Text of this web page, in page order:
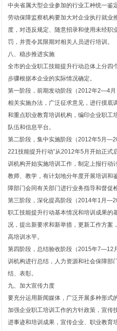
中央省属大型企业参加的行业工种统一鉴
劳动保障监察机构要加大对企业执行就业
度，对违反规定、随意招录和使用未经职
罚，并责令其限期对相关人员进行培训。
八、稳步推进实施
全市的企业职工技能提升行动总体上分四
步骤根据本企业的实际情况确定。
第一阶段，前期发动阶段（2012年2―4
相关实施办法，广泛征求意见，进行摸底
和重点职业教育培训机构，编印企业职工
队伍和信息平台。
第二阶段，集中实施阶段（2012年5月
221技能提升行动”从2012年5月开始正式
训机构开始实施培训工作，制定上报行动
教师、教学，有计划地分年度开展培训和
障部门会同有关部门进行业务指导和督促
第三阶段，深化提高阶段（2014年1月
职工技能提升行动基本情况和培训成果的
况，提出新要求和新举措，更新工作方案
高培训水平。
第四阶段，总结验收阶段（2015年7―12
训机构进行总结，人力资源和社会保障部
结、表彰。
九、加大宣传力度
要充分运用新闻媒体，广泛开展多种形式
加强企业职工培训工作的方针政策，宣传
进事迹和培训成果，宣传企业、职业教育